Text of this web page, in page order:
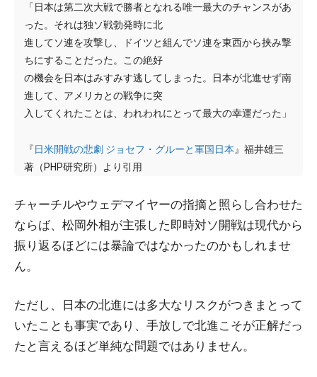
「日本は第二次大戦で勝者となれる唯一最大のチャンスがあ
った。それは独ソ戦勃発時に北
進してソ連を攻撃し、ドイツと組んでソ連を東西から挟み撃
ちにすることだった。この絶好
の機会を日本はみすみす逃してしまった。日本が北進せず南
進して、アメリカとの戦争に突
入してくれたことは、われわれにとって最大の幸運だった」
『日米開戦の悲劇 ジョセフ・グルーと軍国日本 』福井雄三
著（PHP研究所）より引用
チャーチルやウェデマイヤーの指摘と照らし合わせた
ならば、松岡外相が主張した即時対ソ開戦は現代から
振り返るほどには暴論ではなかったのかもしれませ
ん。
ただし、日本の北進には多大なリスクがつきまとって
いたことも事実であり、手放しで北進こそが正解だっ
たと言えるほど単純な問題ではありません。